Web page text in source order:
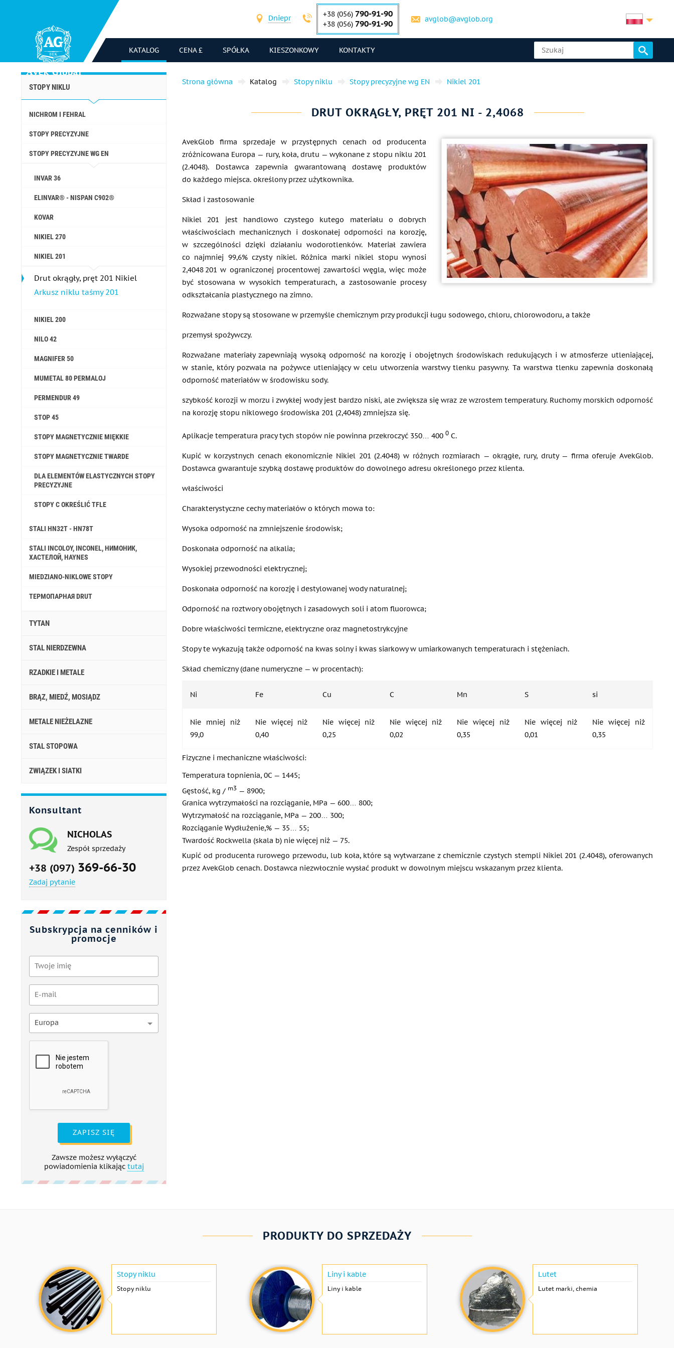
Dniepr +38 (056) 790-91-90
+38 (056) 790-91-90 avglob@avglob.org
KATALOG CENA £ SPÓŁKA KIESZONKOWY KONTAKTY
STOPY NIKLU
NICHROM I FEHRAL
STOPY PRECYZYJNE
STOPY PRECYZYJNE WG EN
INVAR 36
ELINVAR® - NISPAN C902®
KOVAR
NIKIEL 270
NIKIEL 201
Drut okrągły, pręt 201 Nikiel
Arkusz niklu taśmy 201
NIKIEL 200
NILO 42
MAGNIFER 50
MUMETAL 80 PERMALOJ
PERMENDUR 49
STOP 45
STOPY MAGNETYCZNIE MIĘKKIE
STOPY MAGNETYCZNIE TWARDE
DLA ELEMENTÓW ELASTYCZNYCH STOPY
PRECYZYJNE
STOPY C OKREŚLIĆ TFLE
STALI HN32T - HN78T
STALI INCOLOY, INCONEL, НИМОНИК,
ХАСТЕЛОЙ, HAYNES
MIEDZIANO-NIKLOWE STOPY
ТЕРМОПАРНАЯ DRUT
TYTAN
STAL NIERDZEWNA
RZADKIE I METALE
BRĄZ, MIEDŹ, MOSIĄDZ
METALE NIEŻELAZNE
STAL STOPOWA
ZWIĄZEK I SIATKI
Konsultant
NICHOLAS
Zespół sprzedaży
+38 (097) 369-66-30
Zadaj pytanie
Subskrypcja na cenników i
promocje
Europa
ZAPISZ SIĘ
Zawsze możesz wyłączyć
powiadomienia klikając tutaj
Strona główna Katalog Stopy niklu Stopy precyzyjne wg EN Nikiel 201
DRUT OKRĄGŁY, PRĘT 201 NI - 2,4068
AvekGlob firma sprzedaje w przystępnych cenach od producenta
zróżnicowana Europa — rury, koła, drutu — wykonane z stopu niklu 201
(2.4048). Dostawca zapewnia gwarantowaną dostawę produktów
do każdego miejsca. określony przez użytkownika.
Skład i zastosowanie
Nikiel 201 jest handlowo czystego kutego materiału o dobrych
właściwościach mechanicznych i doskonałej odporności na korozję,
w szczególności dzięki działaniu wodorotlenków. Materiał zawiera
co najmniej 99,6% czysty nikiel. Różnica marki nikiel stopu wynosi
2,4048 201 w ograniczonej procentowej zawartości węgla, więc może
być stosowana w wysokich temperaturach, a zastosowanie procesy
odkształcania plastycznego na zimno.
Rozważane stopy są stosowane w przemyśle chemicznym przy produkcji ługu sodowego, chloru, chlorowodoru, a także
przemysł spożywczy.
Rozważane materiały zapewniają wysoką odporność na korozję i obojętnych środowiskach redukujących i w atmosferze utleniającej,
w stanie, który pozwala na pożywce utleniający w celu utworzenia warstwy tlenku pasywny. Ta warstwa tlenku zapewnia doskonałą
odporność materiałów w środowisku sody.
szybkość korozji w morzu i zwykłej wody jest bardzo niski, ale zwiększa się wraz ze wzrostem temperatury. Ruchomy morskich odporność
na korozję stopu niklowego środowiska 201 (2,4048) zmniejsza się.
Aplikacje temperatura pracy tych stopów nie powinna przekroczyć 350… 400 0 C.
Kupić w korzystnych cenach ekonomicznie Nikiel 201 (2.4048) w różnych rozmiarach — okrągłe, rury, druty — firma oferuje AvekGlob.
Dostawca gwarantuje szybką dostawę produktów do dowolnego adresu określonego przez klienta.
właściwości
Charakterystyczne cechy materiałów o których mowa to:
Wysoka odporność na zmniejszenie środowisk;
Doskonała odporność na alkalia;
Wysokiej przewodności elektrycznej;
Doskonała odporność na korozję i destylowanej wody naturalnej;
Odporność na roztwory obojętnych i zasadowych soli i atom fluorowca;
Dobre właściwości termiczne, elektryczne oraz magnetostrykcyjne
Stopy te wykazują także odporność na kwas solny i kwas siarkowy w umiarkowanych temperaturach i stężeniach.
Skład chemiczny (dane numeryczne — w procentach):
Ni Fe Cu C Mn S si
Nie mniej niż
99,0
Nie więcej niż
0,40
Nie więcej niż
0,25
Nie więcej niż
0,02
Nie więcej niż
0,35
Nie więcej niż
0,01
Nie więcej niż
0,35
Fizyczne i mechaniczne właściwości:
Temperatura topnienia, 0C — 1445;
Gęstość, kg / m3 — 8900;
Granica wytrzymałości na rozciąganie, MPa — 600… 800;
Wytrzymałość na rozciąganie, MPa — 200… 300;
Rozciąganie Wydłużenie,% — 35… 55;
Twardość Rockwella (skala b) nie więcej niż — 75.
Kupić od producenta rurowego przewodu, lub koła, które są wytwarzane z chemicznie czystych stempli Nikiel 201 (2.4048), oferowanych
przez AvekGlob cenach. Dostawca niezwłocznie wysłać produkt w dowolnym miejscu wskazanym przez klienta.
PRODUKTY DO SPRZEDAŻY
Stopy niklu
Stopy niklu
Liny i kable
Liny i kable
Lutet
Lutet marki, chemia